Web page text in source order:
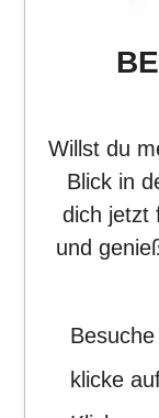
Willst du
Blick in
dich jetzt
und
klicke